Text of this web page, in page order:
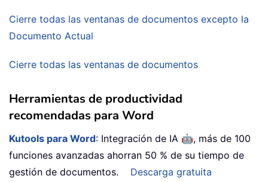
Cierre todas las ventanas de documentos excepto la
Documento Actual
Cierre todas las ventanas de documentos
Herramientas de productividad
recomendadas para Word
Kutools para Word: Integración de IA 🤖, más de 100
funciones avanzadas ahorran 50 % de su tiempo de
gestión de documentos.
Descarga gratuita